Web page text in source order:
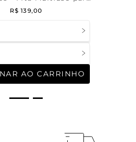
AO CARRINHO
decotes
R$ 139,00